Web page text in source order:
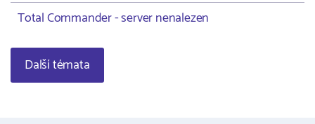
Total Commander - server nenalezen
Další témata